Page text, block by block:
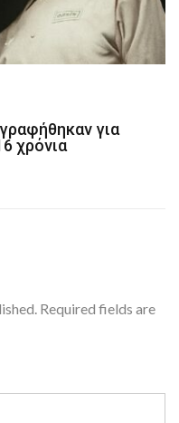
για
χρόνια
Required fields are